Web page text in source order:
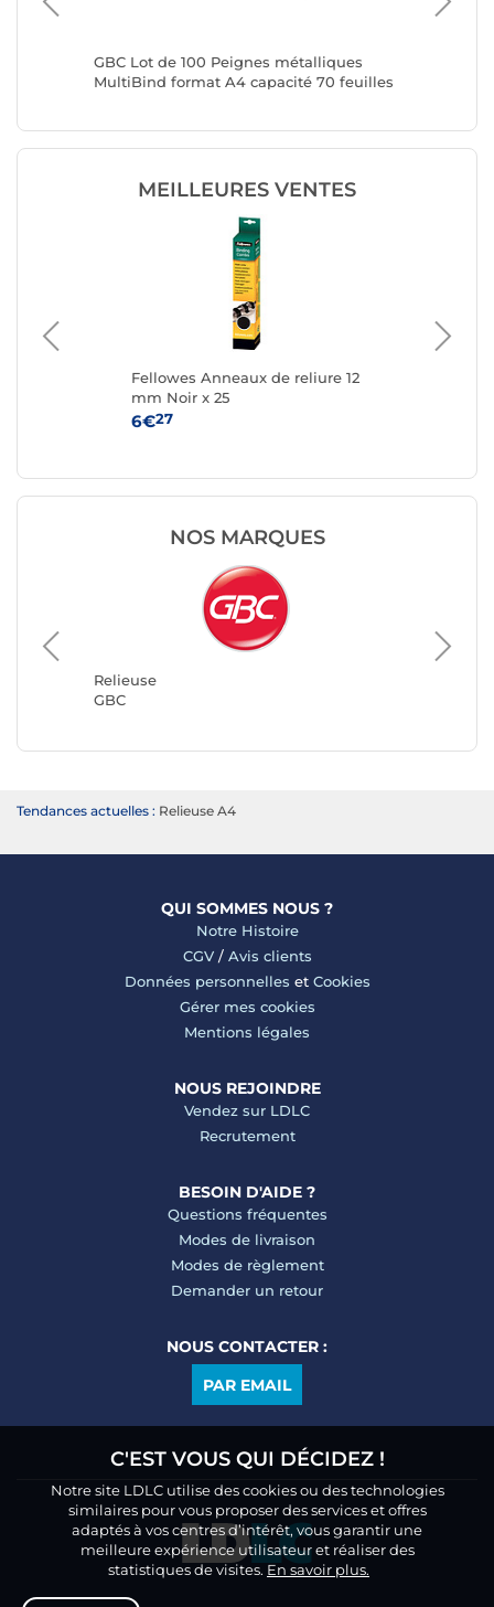
GBC Lot de 100 Peignes métalliques
MultiBind format A4 capacité 70 feuilles
MEILLEURES VENTES
Fellowes Anneaux de reliure 12
mm Noir x 25
6€27
NOS MARQUES
Relieuse
GBC
Tendances actuelles : Relieuse A4
QUI SOMMES NOUS ?
Notre Histoire
CGV/ Avis clients
Données personnelles et Cookies
Gérer mes cookies
Mentions légales
NOUS REJOINDRE
Vendez sur LDLC
Recrutement
BESOIN D'AIDE ?
Questions fréquentes
Modes de livraison
Modes de règlement
Demander un retour
NOUS CONTACTER :
PAR EMAIL
C'EST VOUS QUI DÉCIDEZ !
Notre site LDLC utilise des cookies ou des technologies
similaires pour vous proposer des services et offres
adaptés à vos centres d’intérêt, vous garantir une
meilleure expérience utilisateur et réaliser des
statistiques de visites. En savoir plus.